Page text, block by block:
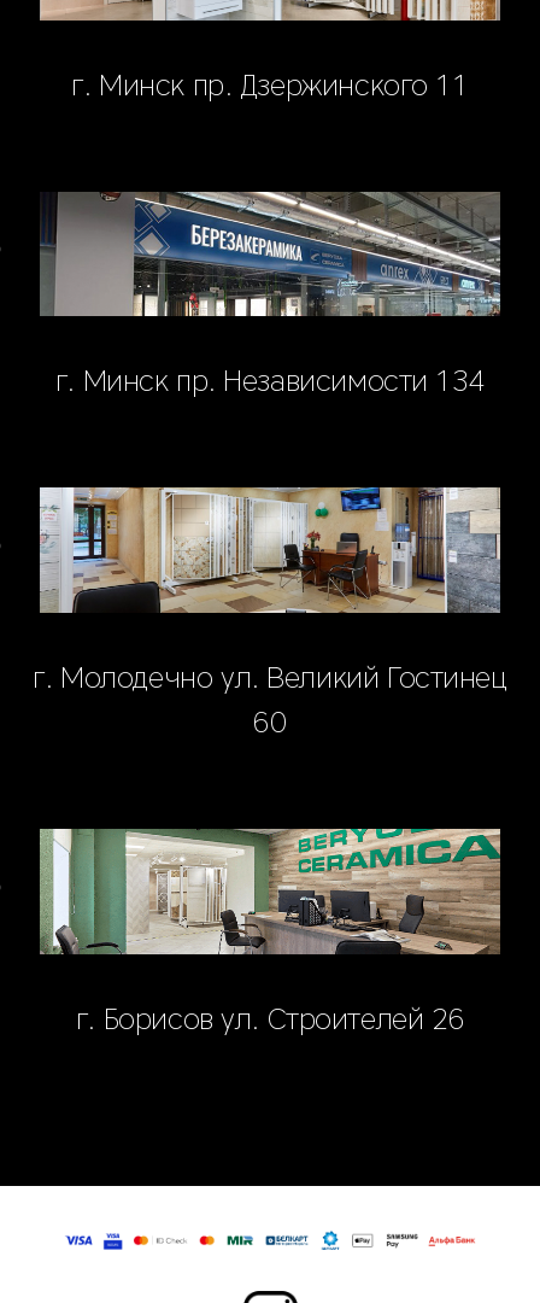
г. Минск пр. Дзержинского 11
г. Минск пр. Независимости 134
г. Молодечно ул. Великий Гостинец
60
г. Борисов ул. Строителей 26